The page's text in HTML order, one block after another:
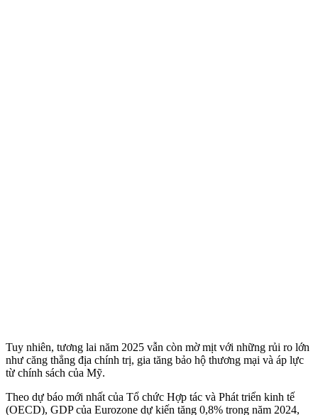
Tuy nhiên, tương lai năm 2025 vẫn còn mờ mịt với những rủi ro lớn
như căng thẳng địa chính trị, gia tăng bảo hộ thương mại và áp lực
từ chính sách của Mỹ.
Theo dự báo mới nhất của Tổ chức Hợp tác và Phát triển kinh tế
(OECD), GDP của Eurozone dự kiến tăng 0,8% trong năm 2024,